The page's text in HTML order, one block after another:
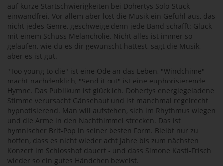
auf kurze Startschwierigkeiten bei Dohertys Solo-Stück
einwandfrei. Vor allem aber löst die Musik ein Gefühl aus, das
nicht jedes Genre, geschweige denn jede Band schafft: Glück
mit einem Schuss Melancholie. Nicht alles ist immer so
gelaufen, wie du es dir gewünscht hättest, sagt die Musik,
aber es ist gut.
"Too young to die" ist eine Ode an das Leben, "Windchime"
macht nachdenklich, "Send it out" ist eine euphorisierende
Hymne. Das Publikum ist glücklich. Dohertys energiegeladene
Stimme verursacht Gänsehaut und ist manchmal regelrecht
hypnotisierend. Man will aufstehen, sich im Rhythmus wiegen
und die Arme in den Nachthimmel strecken. Das ist
hymnischer Brit-Pop in seiner besten Form. Bleibt nur zu
hoffen, dass es nicht wieder acht Jahre bis zum nächsten
Konzert im Schlosshof dauert - und dass Simone Kastl-Frisch
wieder so ein gutes Händchen beweist.